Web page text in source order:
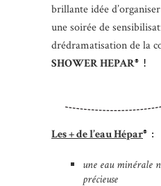
brillante idée
une soirée de
drédramatisation de la
SHOWER HEPAR® !
Les + de l’eau Hépar® :
une eau minérale
précieuse